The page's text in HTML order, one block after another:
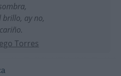
brillo, ay no,
Torres